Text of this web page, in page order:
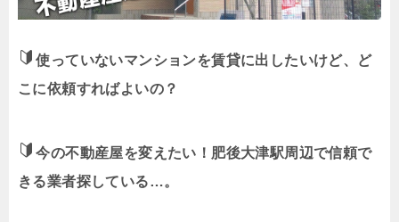
使っていないマンションを賃貸に出したいけど、ど
こに依頼すればよいの？
今の不動産屋を変えたい！肥後大津駅周辺で信頼で
きる業者探している…。